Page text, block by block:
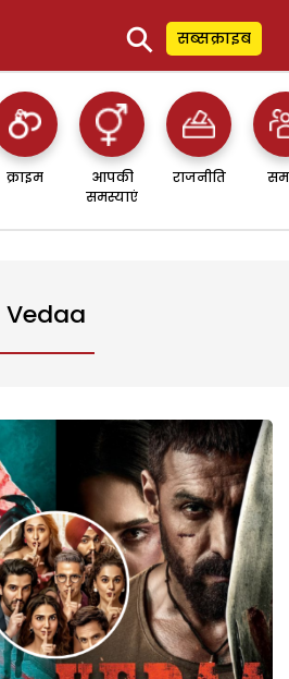
⚲ सब्सक्राइब
क्राइम
आपकी
समस्याएं
राजनीति
Vedaa